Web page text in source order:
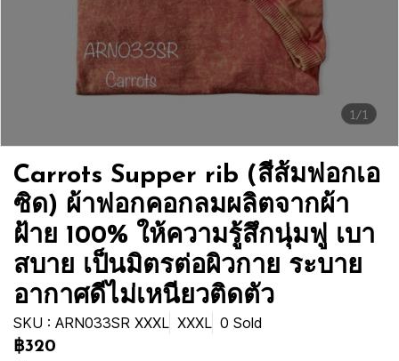
1/1
Carrots Supper rib (สีส้มฟอกเอ
ซิด) ผ้าฟอกคอกลมผลิตจากผ้า
ฝ้าย 100% ให้ความรู้สึกนุ่มฟู เบา
สบาย เป็นมิตรต่อผิวกาย ระบาย
อากาศดีไม่เหนียวติดตัว
SKU : ARN033SR XXXL XXXL 0 Sold
฿320